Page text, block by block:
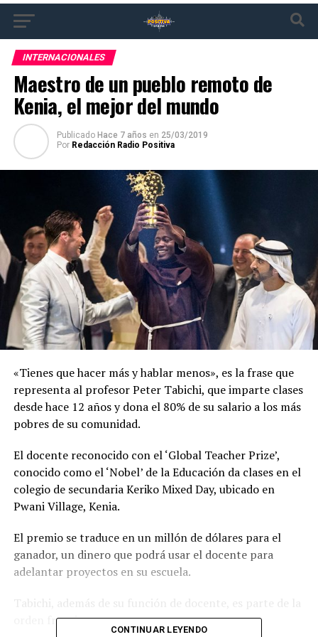
INTERNACIONALES
Maestro de un pueblo remoto de
Kenia, el mejor del mundo
Publicado Hace 7 años en 25/03/2019
Por Redacción Radio Positiva
«Tienes que hacer más y hablar menos», es la frase que
representa al profesor Peter Tabichi, que imparte clases
desde hace 12 años y dona el 80% de su salario a los más
pobres de su comunidad.
El docente reconocido con el ‘Global Teacher Prize’,
conocido como el ‘Nobel’ de la Educación da clases en el
colegio de secundaria Keriko Mixed Day, ubicado en
Pwani Village, Kenia.
El premio se traduce en un millón de dólares para el
ganador, un dinero que podrá usar el docente para
adelantar proyectos en su escuela.
Tabichi, además de su función de docente, es parte de la
orden franciscana.
CONTINUAR LEYENDO